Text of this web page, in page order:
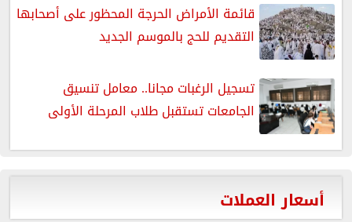
قائمة الأمراض الحرجة المحظور على أصحابها
التقديم للحج بالموسم الجديد
تسجيل الرغبات مجانا.. معامل تنسيق
الجامعات تستقبل طلاب المرحلة الأولى
أسعار العملات